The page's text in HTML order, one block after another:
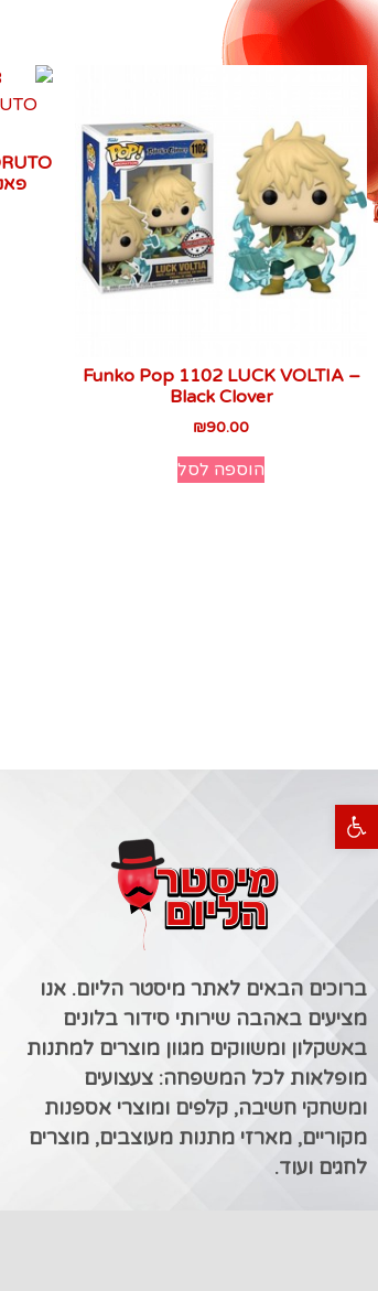
פתח סרגל נגישות
Funko Pop 1102 LUCK VOLTIA –
Black Clover
₪90.00
הוספה לסל
פאנקו
ברוכים הבאים לאתר מיסטר הליום. אנו
מציעים באהבה שירותי סידור בלונים
באשקלון ומשווקים מגוון מוצרים למתנות
מופלאות לכל המשפחה: צעצועים
ומשחקי חשיבה, קלפים ומוצרי אספנות
מקוריים, מארזי מתנות מעוצבים, מוצרים
לחגים ועוד.